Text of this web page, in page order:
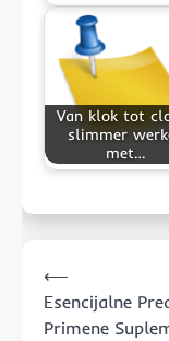
Van klok tot
slimmer
met…
navigation
⟵
Esencijalne
Primene